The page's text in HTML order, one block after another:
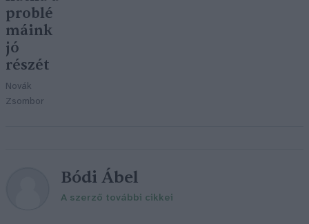
problé
máink
jó
részét
Novák
Zsombor
Bódi Ábel
A szerző további cikkei